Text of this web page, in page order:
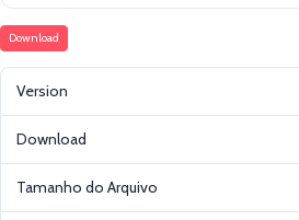
Download
Version
Download
Tamanho do Arquivo